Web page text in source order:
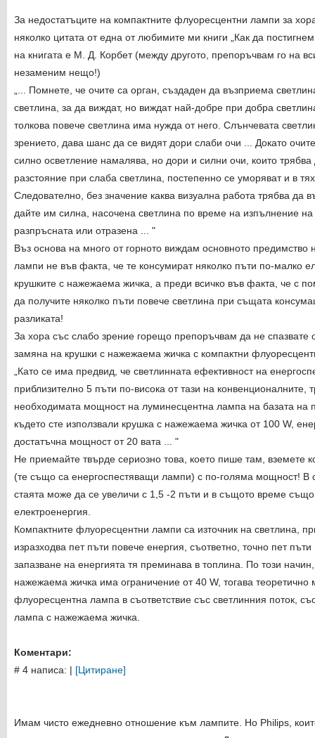
За недостатъците на компактните флуоресцентни лампи за
няколко цитата от една от любимите ми книги „Как да
на книгата е М. Д. Корбет (между другото, препоръчвам го на
незаменим нещо!)
„... Помнете, че очите са орган, създаден да възприема
светлина, за да виждат, но виждат най-добре при добра
толкова повече светлина има нужда от него. Слънчевата
зрението, дава шанс да се видят дори слаби очи ... Докато
силно осветление намалява, но дори и силни очи, които
разстояние при слаба светлина, постепенно се уморяват и в
Следователно, без значение каква визуална работа трябва да
дайте им силна, насочена светлина по време на изпълнение
разпръсната или отразена ... "
Въз основа на много от горното виждам основното предимство
лампи не във факта, че те консумират няколко пъти по-малко
крушките с нажежаема жичка, а преди всичко във факта, че с
да получите няколко пъти повече светлина при същата
разликата!
За хора със слабо зрение горещо препоръчвам да не спазвате
замяна на крушки с нажежаема жичка с компактни
„Като се има предвид, че светлинната ефективност на
приблизително 5 пъти по-висока от тази на конвенционалните,
необходимата мощност на луминесцентна лампа на базата на
където сте използвали крушка с нажежаема жичка от 100 W,
достатъчна мощност от 20 вата ... "
Не приемайте твърде сериозно това, което пише там, вземете
(те също са енергоспестяващи лампи) с по-голяма мощност! В
стаята може да се увеличи с 1,5 -2 пъти и в същото време
електроенергия.
Компактните флуоресцентни лампи са източник на светлина,
изразходва пет пъти повече енергия, съответно, точно пет
запазване на енергията тя преминава в топлина. По този
нажежаема жичка има ограничение от 40 W, тогава теоретично
флуоресцентна лампа в съответствие със светлинния поток,
лампа с нажежаема жичка.
Коментари:
# 4 написа: | [Цитиране]
Имам чисто ежедневно отношение към лампите. Но Philips,